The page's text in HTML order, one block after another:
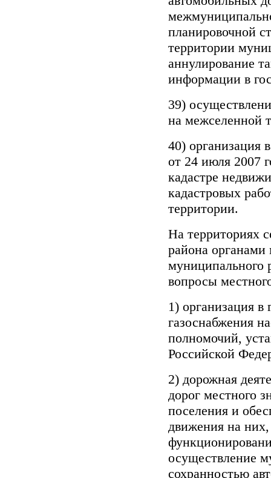
планировочной
территории
аннулирование
информации в
39)
на межселенной
40) организация
от 24 июля 2007
кадастре
кадастровых
территории.
На территориях
района органами
муниципального
вопросы
1) организация в
газоснабжения
полномочий,
Российской
2) дорожная
дорог местного
поселения и
движения на них,
осуществление
сохранностью